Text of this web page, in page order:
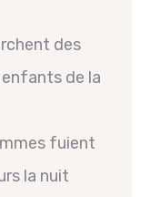
des
de la
fuient
la nuit